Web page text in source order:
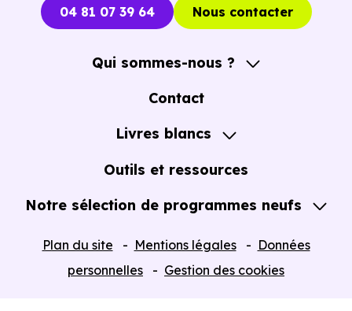
04 81 07 39 64 Nous contacter
Qui sommes-nous ?
A propos
Contact
Livres blancs
Guide de l'Achat immobilier neuf en VEFA
Outils et ressources
Notre sélection de programmes neufs
Plan du site Mentions légales
Données
personnelles
Gestion des cookies